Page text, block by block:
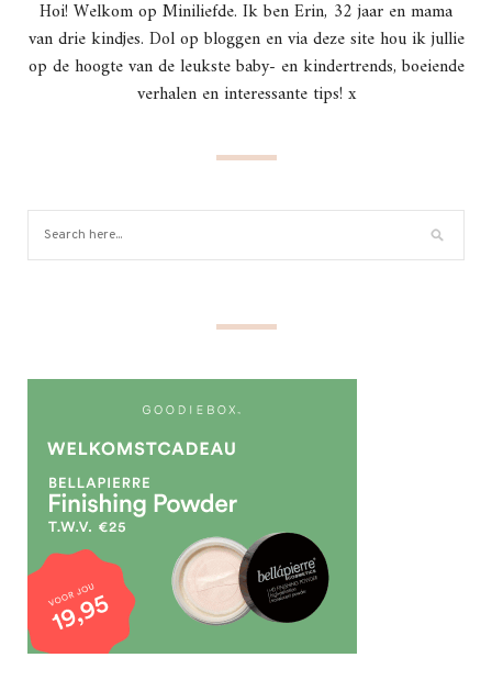
Hoi! Welkom op Miniliefde. Ik ben Erin, 32 jaar en mama
van drie kindjes. Dol op bloggen en via deze site hou ik jullie
op de hoogte van de leukste baby- en kindertrends, boeiende
verhalen en interessante tips! x